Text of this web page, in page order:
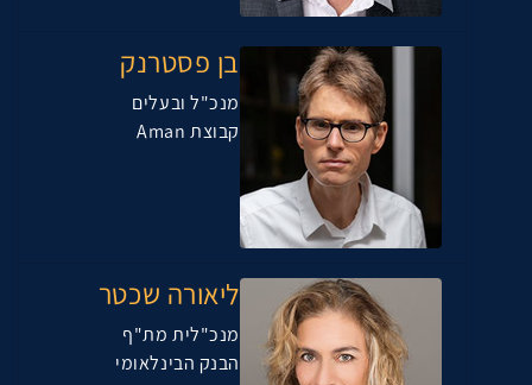
בן פסטרנק
מנכ"ל ובעלים
קבוצת Aman
ליאורה שכטר
מנכ"לית מת"ף
הבנק הבינלאומי